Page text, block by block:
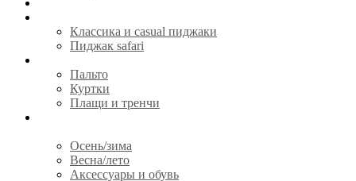
Классика и casual пиджаки
Пиджак safari
Пальто
Куртки
Плащи и тренчи
Осень/зима
Весна/лето
Аксессуары и обувь